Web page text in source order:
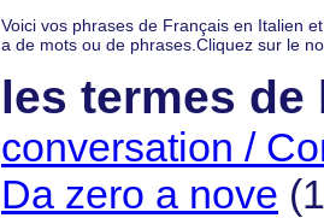
Voici vos phrases de Français en Italien
a de mots ou de phrases.Cliquez sur le
les termes de
conversation /
Da zero a nove